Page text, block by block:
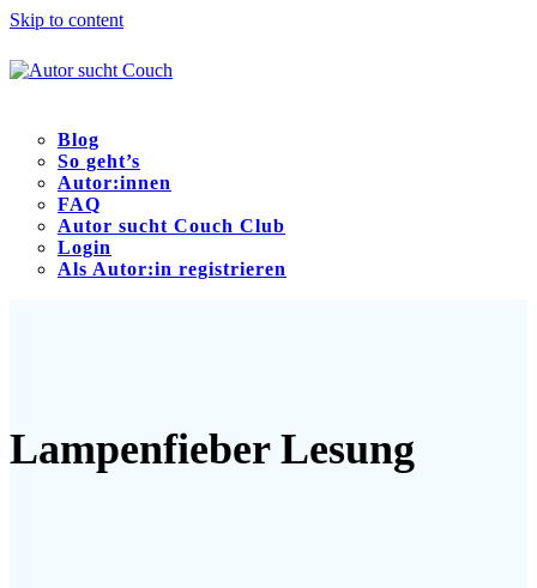
Skip to content
Blog
So geht’s
Autor:innen
FAQ
Autor sucht Couch Club
Login
Als Autor:in registrieren
Lampenfieber Lesung